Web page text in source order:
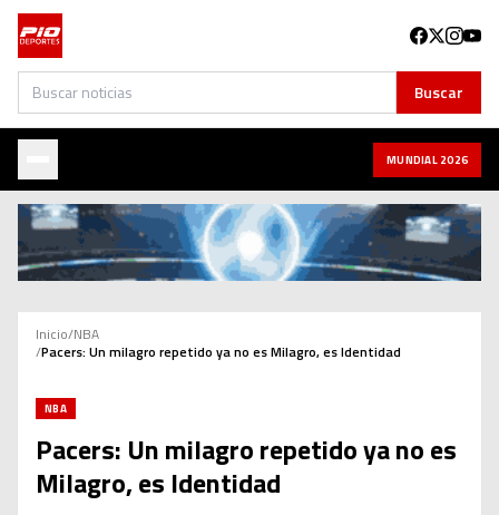
Buscar Buscar
MUNDIAL 2026
Inicio/NBA
/Pacers: Un milagro repetido ya no es Milagro, es Identidad
NBA
Pacers: Un milagro repetido ya no es
Milagro, es Identidad